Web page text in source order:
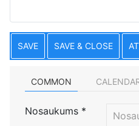
SAVE SAVE & CLOSE
COMMON
Nosaukums *